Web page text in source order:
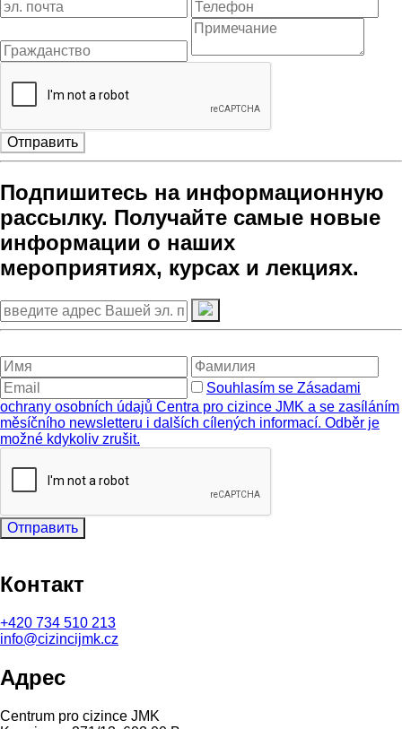
Отправить
Подпишитесь на информационную
рассылку. Получайте самые новые
информации о наших
мероприятиях, курсах и лекциях.
Souhlasím se Zásadami
ochrany osobních údajů Centra pro cizince JMK a se zasíláním
měsíčního newsletteru i dalších cílených informací. Odběr je
možné kdykoliv zrušit.
Отправить
Контакт
+420 734 510 213
info@cizincijmk.cz
Адрес
Centrum pro cizince JMK